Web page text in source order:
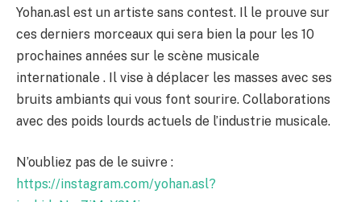
Yohan.asl est un artiste sans contest. Il le prouve sur
ces derniers morceaux qui sera bien la pour les 10
prochaines années sur le scène musicale
internationale . Il vise à déplacer les masses avec ses
bruits ambiants qui vous font sourire. Collaborations
avec des poids lourds actuels de l’industrie musicale.
N’oubliez pas de le suivre :
https://instagram.com/yohan.asl?